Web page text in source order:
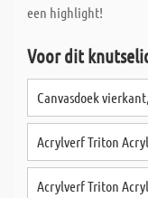
een highlight!
Voor dit
Canvasdoek
Acrylverf Triton
Acrylverf Triton